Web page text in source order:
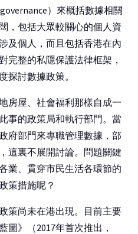
）來概括數據相關
，包括大眾較關心的個人資
及個人，而且包括香港在內
完整的私隱保護法律框架，
探討數據政策。
房屋、社會福利那樣自成一
事的政策局和執行部門。當
府部門來專職管理數據，部
這裏不展開討論。問題關鍵
業、貫穿市民生活各環節的
策措施呢？
策尚未在港出現。目前主要
圖》（2017年首次推出，